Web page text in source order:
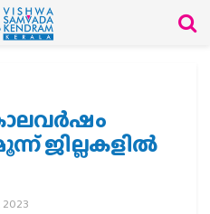
ജില്ലകളിൽ
2023